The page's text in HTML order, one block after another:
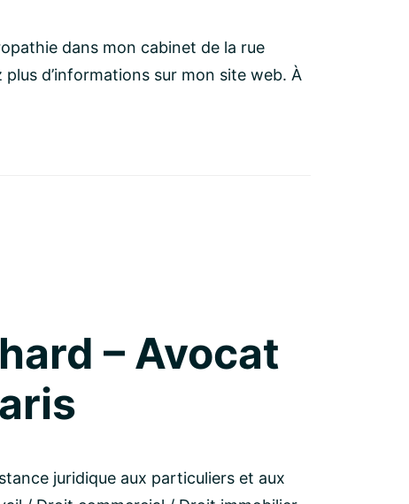
dans mon cabinet de la rue
d’informations sur mon site web. À
– Avocat
juridique aux particuliers et aux